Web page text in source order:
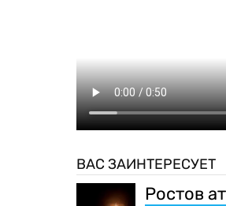
ВАС ЗАИНТЕРЕСУЕТ
Ростов